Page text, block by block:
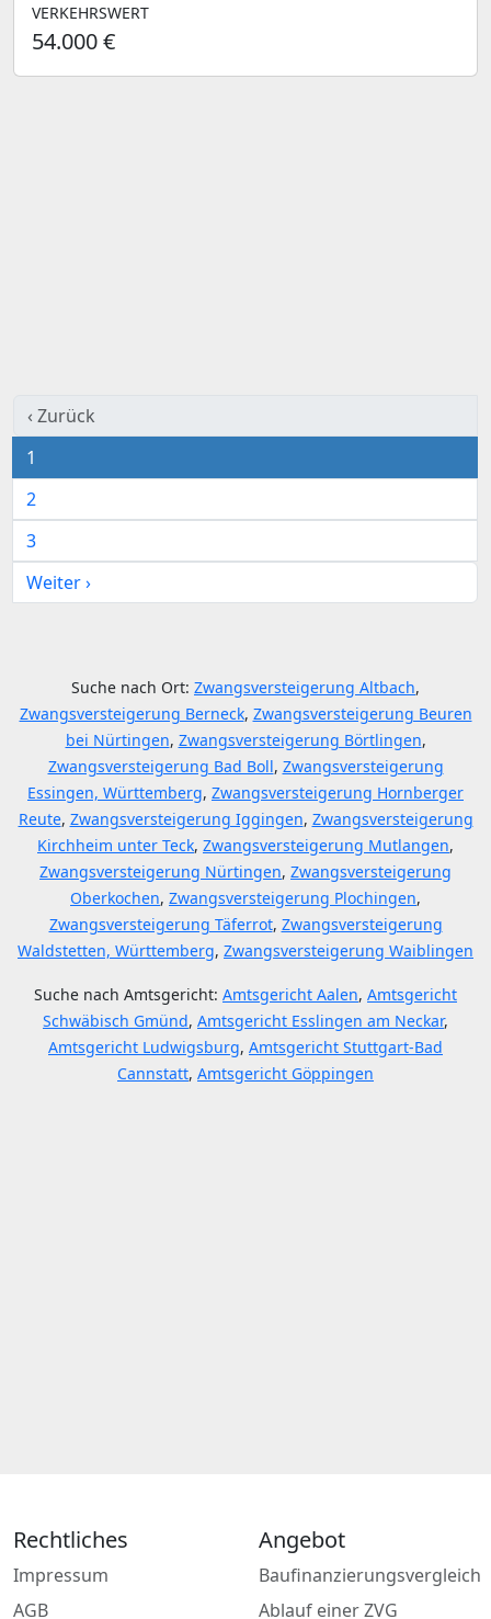
VERKEHRSWERT
54.000 €
‹ Zurück
1
2
3
Weiter ›
Suche nach Ort: Zwangsversteigerung Altbach,
Zwangsversteigerung Berneck, Zwangsversteigerung Beuren
bei Nürtingen, Zwangsversteigerung Börtlingen,
Zwangsversteigerung Bad Boll, Zwangsversteigerung
Essingen, Württemberg, Zwangsversteigerung Hornberger
Reute, Zwangsversteigerung Iggingen, Zwangsversteigerung
Kirchheim unter Teck, Zwangsversteigerung Mutlangen,
Zwangsversteigerung Nürtingen, Zwangsversteigerung
Oberkochen, Zwangsversteigerung Plochingen,
Zwangsversteigerung Täferrot, Zwangsversteigerung
Waldstetten, Württemberg, Zwangsversteigerung Waiblingen
Suche nach Amtsgericht: Amtsgericht Aalen, Amtsgericht
Schwäbisch Gmünd, Amtsgericht Esslingen am Neckar,
Amtsgericht Ludwigsburg, Amtsgericht Stuttgart-Bad
Cannstatt, Amtsgericht Göppingen
Rechtliches
Impressum
AGB
Angebot
Baufinanzierungsvergleich
Ablauf einer ZVG